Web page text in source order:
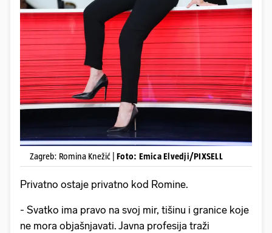
Zagreb: Romina Knežić | Foto: Emica Elvedji/PIXSELL
Privatno ostaje privatno kod Romine.
- Svatko ima pravo na svoj mir, tišinu i granice koje
ne mora objašnjavati. Javna profesija traži